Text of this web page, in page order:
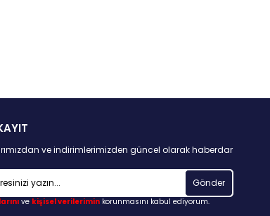
ve indirimlerimizden güncel olarak haberdar
Gönder
ve kişisel verileriminkorunmasını kabul ediyorum.